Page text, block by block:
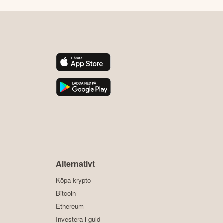
Alternativt
Köpa krypto
Bitcoin
Ethereum
Investera i guld